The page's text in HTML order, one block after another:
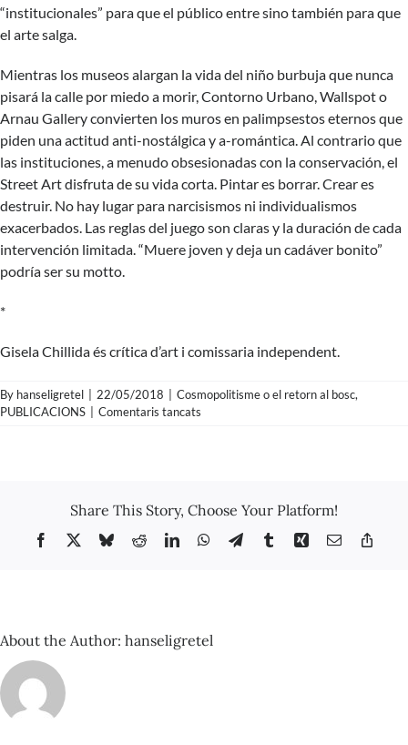
“institucionales” para que el público entre sino también para que
el arte salga.
Mientras los museos alargan la vida del niño burbuja que nunca
pisará la calle por miedo a morir, Contorno Urbano, Wallspot o
Arnau Gallery convierten los muros en palimpsestos eternos que
piden una actitud anti-nostálgica y a-romántica. Al contrario que
las instituciones, a menudo obsesionadas con la conservación, el
Street Art disfruta de su vida corta. Pintar es borrar. Crear es
destruir. No hay lugar para narcisismos ni individualismos
exacerbados. Las reglas del juego son claras y la duración de cada
intervención limitada. “Muere joven y deja un cadáver bonito”
podría ser su motto.
*
Gisela Chillida és crítica d’art i comissaria independent.
By hanseligretel 22/05/2018 Cosmopolitisme o el retorn al bosc,
PUBLICACIONS
Comentaris tancats
calle
Share This Story, Choose Your Platform!
Facebook BlueskyRedditLinkedInWhatsApp
TelegramTumblrXing Email
About the Author: hanseligretel